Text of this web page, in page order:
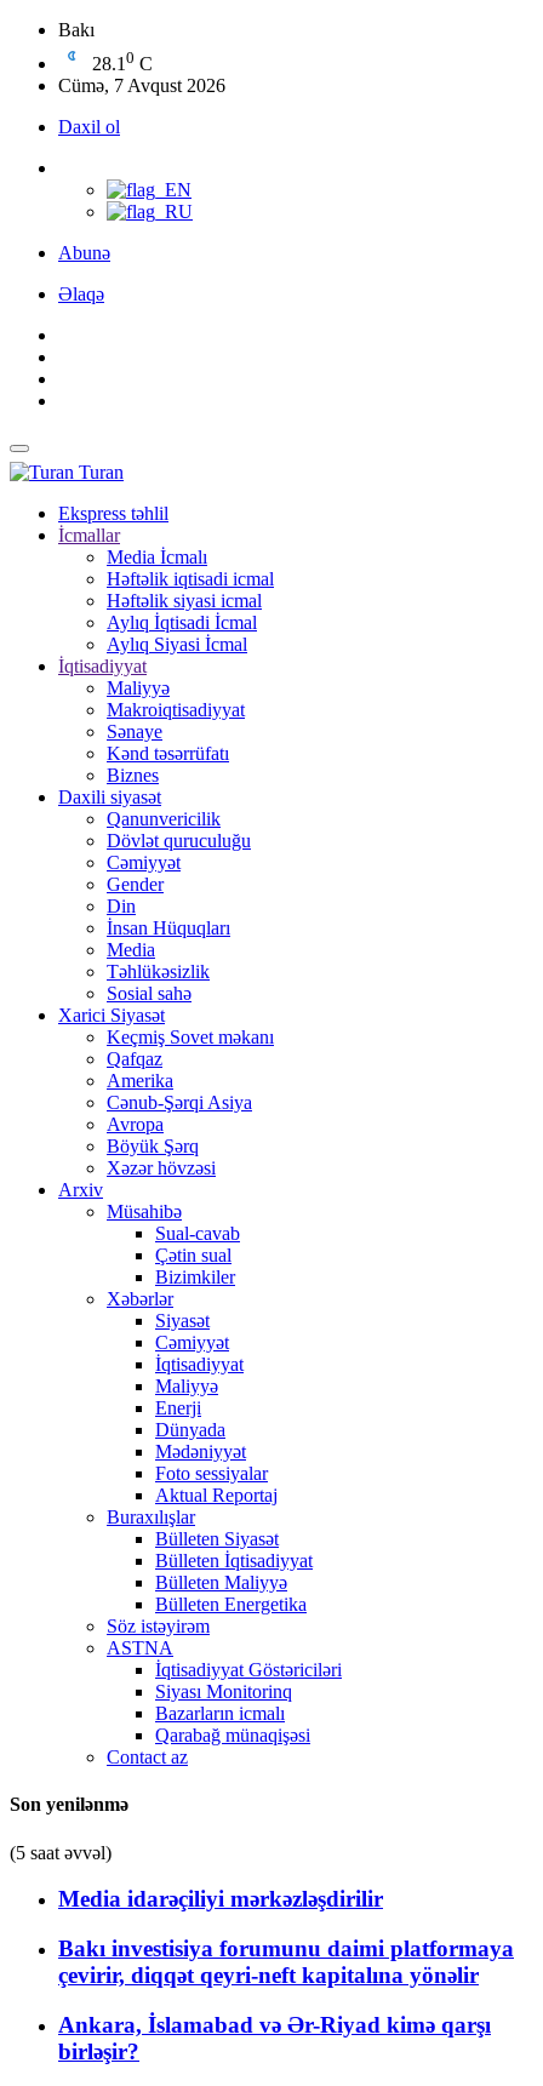
Bakı
28.1 0 C
Cümə, 7 Avqust 2026
Daxil ol
Abunə
Əlaqə
Turan
Ekspress təhlil
İcmallar
Media İcmalı
Həftəlik iqtisadi icmal
Həftəlik siyasi icmal
Aylıq İqtisadi İcmal
Aylıq Siyasi İcmal
İqtisadiyyat
Maliyyə
Makroiqtisadiyyat
Sənaye
Kənd təsərrüfatı
Biznes
Daxili siyasət
Qanunvericilik
Dövlət quruculuğu
Cəmiyyət
Gender
Din
İnsan Hüquqları
Media
Təhlükəsizlik
Sosial sahə
Xarici Siyasət
Keçmiş Sovet məkanı
Qafqaz
Amerika
Cənub-Şərqi Asiya
Avropa
Böyük Şərq
Xəzər hövzəsi
Arxiv
Müsahibə
Sual-cavab
Çətin sual
Bizimkiler
Xəbərlər
Siyasət
Cəmiyyət
İqtisadiyyat
Maliyyə
Enerji
Dünyada
Mədəniyyət
Foto sessiyalar
Aktual Reportaj
Buraxılışlar
Bülleten Siyasət
Bülleten İqtisadiyyat
Bülleten Maliyyə
Bülleten Energetika
Söz istəyirəm
ASTNA
İqtisadiyyat Göstəriciləri
Siyası Monitorinq
Bazarların icmalı
Qarabağ münaqişəsi
Contact az
Son yenilənmə
(5 saat əvvəl)
Media idarəçiliyi mərkəzləşdirilir
Bakı investisiya forumunu daimi platformaya
çevirir, diqqət qeyri-neft kapitalına yönəlir
Ankara, İslamabad və Ər-Riyad kimə qarşı
birləşir?